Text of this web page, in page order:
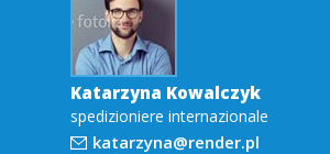
Katarzyna Kowalczyk
spedizioniere internazionale
katarzyna@render.pl